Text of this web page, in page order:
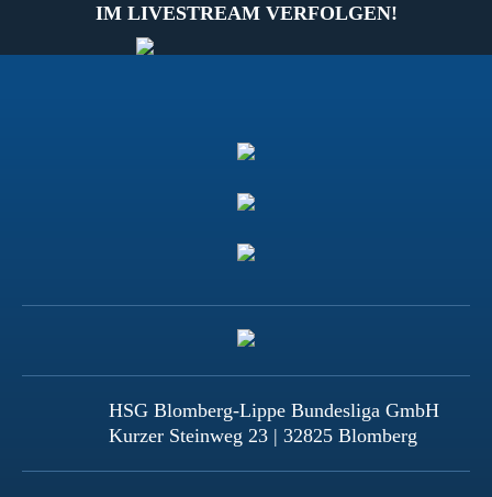
IM LIVESTREAM VERFOLGEN!
HSG Blomberg-Lippe Bundesliga GmbH
Kurzer Steinweg 23 | 32825 Blomberg